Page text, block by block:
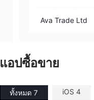
Ava Trade Ltd
แอปซื้อขาย
ทั้งหมด 7 iOS 4